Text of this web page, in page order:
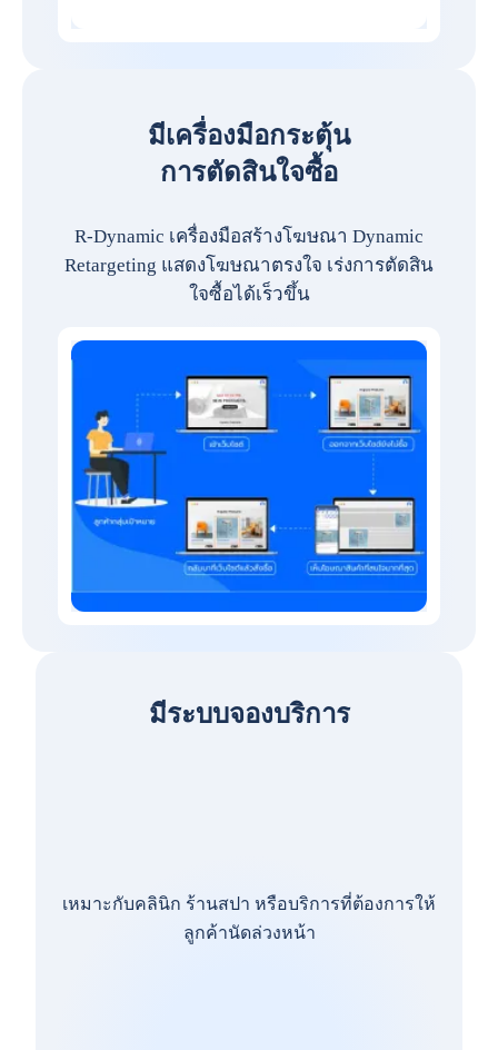
มีเครื่องมือกระตุ้น
การตัดสินใจซื้อ
R-Dynamic เครื่องมือสร้างโฆษณา Dynamic
Retargeting แสดงโฆษณาตรงใจ เร่งการตัดสิน
ใจซื้อได้เร็วขึ้น
มีระบบจองบริการ
เหมาะกับคลินิก ร้านสปา หรือบริการที่ต้องการให้
ลูกค้านัดล่วงหน้า